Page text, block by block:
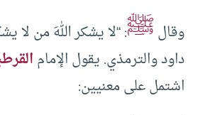
وقالﷺ: “لا يشكر اللهَ من لا
داود والترمذي. يقول الإمام
اشتمل على معنيين: